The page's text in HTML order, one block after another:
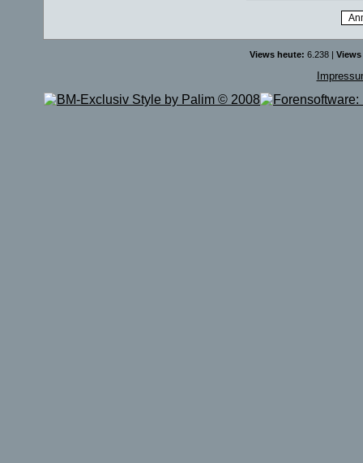
Views heute: 6.238 |